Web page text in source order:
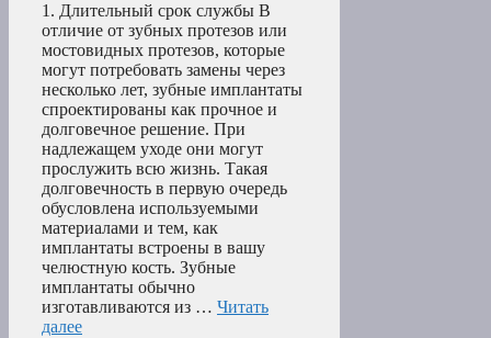
1. Длительный срок службы В
отличие от зубных протезов или
мостовидных протезов, которые
могут потребовать замены через
несколько лет, зубные имплантаты
спроектированы как прочное и
долговечное решение. При
надлежащем уходе они могут
прослужить всю жизнь. Такая
долговечность в первую очередь
обусловлена используемыми
материалами и тем, как
имплантаты встроены в вашу
челюстную кость. Зубные
имплантаты обычно
изготавливаются из … Читать
далее